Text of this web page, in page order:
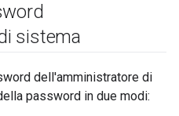
sistema
dell'amministratore di
password in due modi: